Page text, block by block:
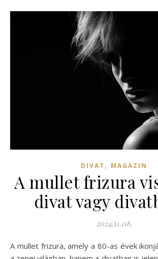
DIVAT , MAGAZIN
A mullet frizura
divat vagy
2024.11.08.
A mullet frizura, amely a 80-as évek ikonjává vált, nemcsak